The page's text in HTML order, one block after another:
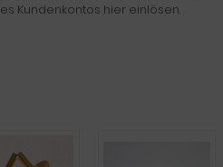
Kundenkontos hier einlösen.